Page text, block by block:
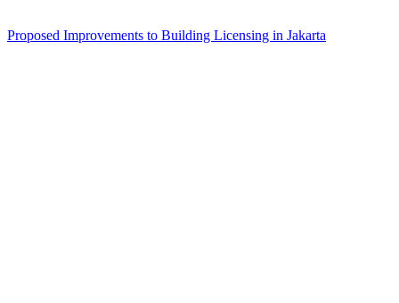
Proposed Improvements to Building Licensing in Jakarta